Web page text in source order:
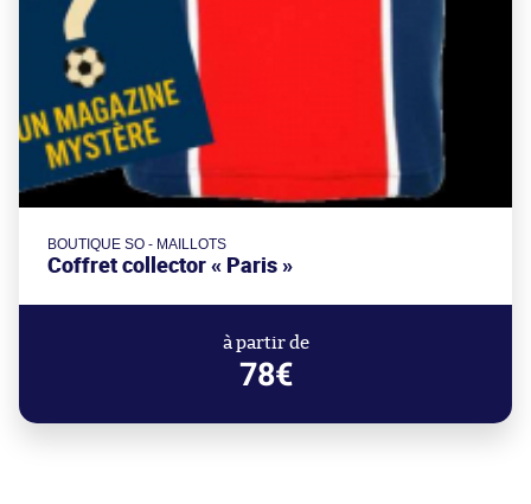
BOUTIQUE SO - MAILLOTS
Coffret collector « Paris »
à partir de
78€